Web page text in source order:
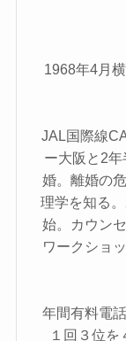
1968年4月
JAL国際線
ー大阪と2
婚。離婚の
理学を知る
始。カウン
ワークショ
年間有料電
１回３位を